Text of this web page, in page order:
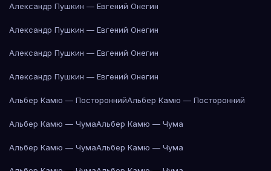
Александр Пушкин — Евгений Онегин
Александр Пушкин — Евгений Онегин
Александр Пушкин — Евгений Онегин
Александр Пушкин — Евгений Онегин
Альбер Камю — ПостороннийАльбер Камю — Посторонний
Альбер Камю — ЧумаАльбер Камю — Чума
Альбер Камю — ЧумаАльбер Камю — Чума